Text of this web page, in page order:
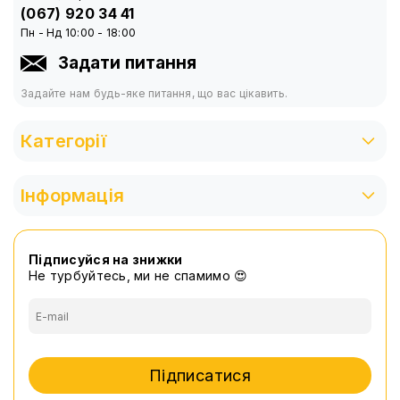
(067) 920 34 41
Пн - Нд 10:00 - 18:00
Задати питання
Задайте нам будь-яке питання, що вас цікавить.
Категорії
Інформація
Підписуйся на знижки
Не турбуйтесь, ми не спамимо 😍
Підписатися